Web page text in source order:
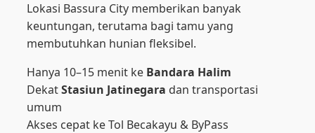
Lokasi Bassura City memberikan banyak
keuntungan, terutama bagi tamu yang
membutuhkan hunian fleksibel.
Hanya 10–15 menit ke Bandara Halim
DekatStasiun Jatinegara dan transportasi
umum
Akses cepat ke Tol Becakayu & ByPass